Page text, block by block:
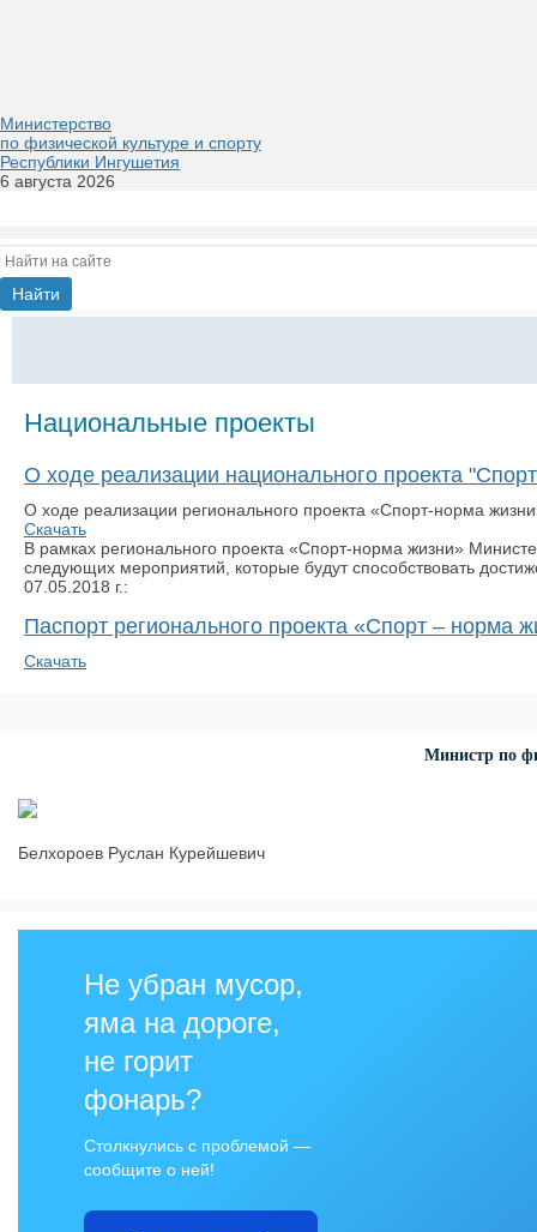
Министерство
по физической культуре и спорту
Республики Ингушетия
6 августа 2026
Национальные проекты
О ходе реализации национального проекта
​О ходе реализации регионального проекта «Спорт-норма
Скачать
В рамках регионального проекта «Спорт-норма жизни»
следующих мероприятий, которые будут способствовать
07.05.2018 г.:
Паспорт регионального проекта «Спорт – норма
Скачать
Министр по
Белхороев Руслан Курейшевич
Не убран мусор,
яма на дороге,
не горит
фонарь?
Столкнулись с проблемой —
сообщите о ней!